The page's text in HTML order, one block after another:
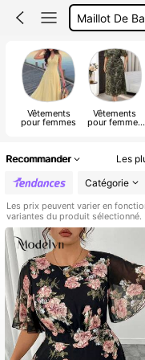
Robe
Robe
Vêtements
pour femmes
Vêtements
pour femmes
Recommander Les
Catégorie
Les prix peuvent varier en
variantes du produit sélectionné.